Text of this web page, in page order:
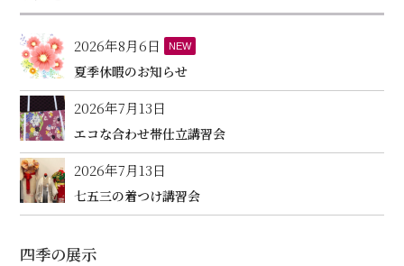
2026年8月6日 NEW
夏季休暇のお知らせ
2026年7月13日
エコな合わせ帯仕立講習会
2026年7月13日
七五三の着つけ講習会
四季の展示